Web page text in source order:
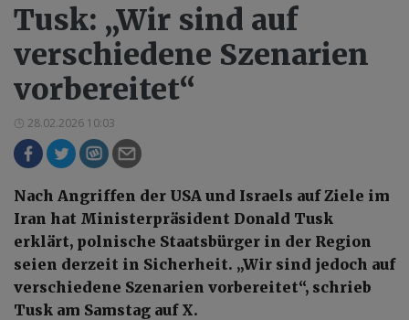
Tusk: „Wir sind auf
verschiedene Szenarien
vorbereitet“
28.02.2026 10:03
Nach Angriffen der USA und Israels auf Ziele im
Iran hat Ministerpräsident Donald Tusk
erklärt, polnische Staatsbürger in der Region
seien derzeit in Sicherheit. „Wir sind jedoch auf
verschiedene Szenarien vorbereitet“, schrieb
Tusk am Samstag auf X.